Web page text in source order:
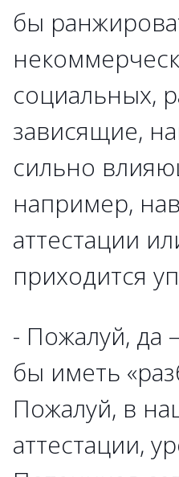
бы
социальных,
зависящие,
сильно
например,
аттестации
приходится
- Пожалуй, да
бы иметь
Пожалуй, в
аттестации,